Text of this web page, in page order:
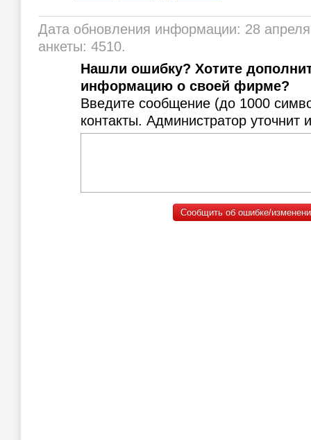
Дата обновления информации: 28
анкеты: 4510.
Нашли ошибку? Хотите
информацию о своей фирме?
Введите сообщение (до 1000
контакты. Администратор